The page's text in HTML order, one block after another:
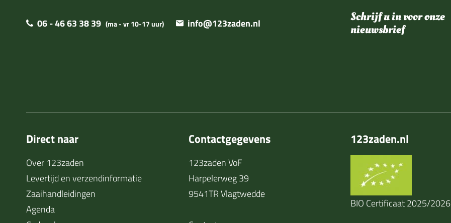
06 - 46 63 38 39 (ma - vr 10-17 uur) info@123zaden.nl
Schrijf u in voor onze
nieuwsbrief
Direct naar
Over 123zaden
Levertijd en verzendinformatie
Zaaihandleidingen
Agenda
Contactgegevens
123zaden VoF
Harpelerweg 39
9541TR Vlagtwedde
123zaden.nl
BIO Certificaat 2025/2026